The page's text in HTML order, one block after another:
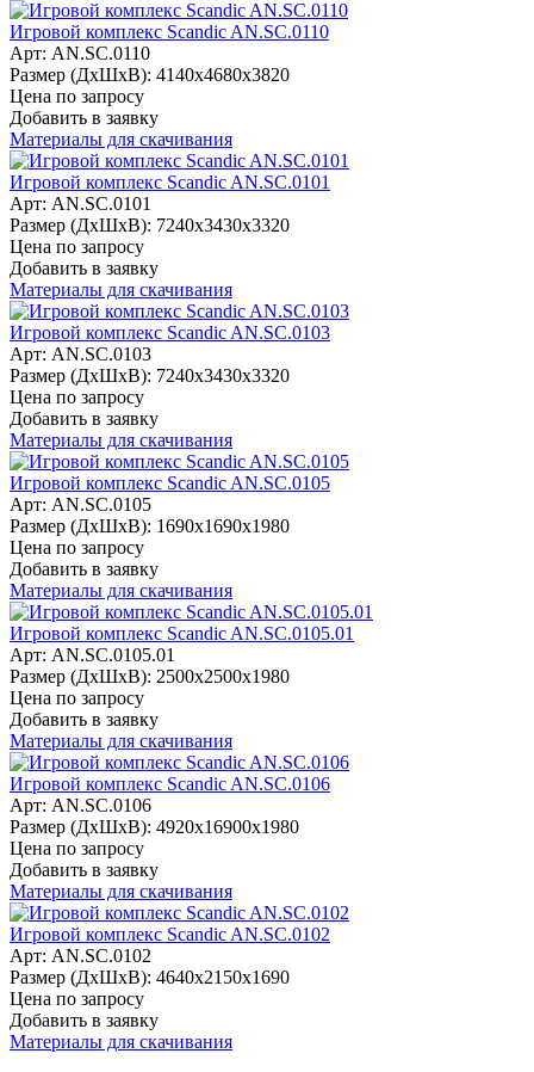
Игровой комплекс Scandic AN.SC.0110
Арт: AN.SC.0110
Размер (ДхШхВ): 4140х4680х3820
Цена по запросу
Добавить в заявку
Материалы для скачивания
Игровой комплекс Scandic AN.SC.0101
Арт: AN.SC.0101
Размер (ДхШхВ): 7240х3430х3320
Цена по запросу
Добавить в заявку
Материалы для скачивания
Игровой комплекс Scandic AN.SC.0103
Арт: AN.SC.0103
Размер (ДхШхВ): 7240х3430х3320
Цена по запросу
Добавить в заявку
Материалы для скачивания
Игровой комплекс Scandic AN.SC.0105
Арт: AN.SC.0105
Размер (ДхШхВ): 1690х1690х1980
Цена по запросу
Добавить в заявку
Материалы для скачивания
Игровой комплекс Scandic AN.SC.0105.01
Арт: AN.SC.0105.01
Размер (ДхШхВ): 2500х2500х1980
Цена по запросу
Добавить в заявку
Материалы для скачивания
Игровой комплекс Scandic AN.SC.0106
Арт: AN.SC.0106
Размер (ДхШхВ): 4920х16900х1980
Цена по запросу
Добавить в заявку
Материалы для скачивания
Игровой комплекс Scandic AN.SC.0102
Арт: AN.SC.0102
Размер (ДхШхВ): 4640х2150х1690
Цена по запросу
Добавить в заявку
Материалы для скачивания